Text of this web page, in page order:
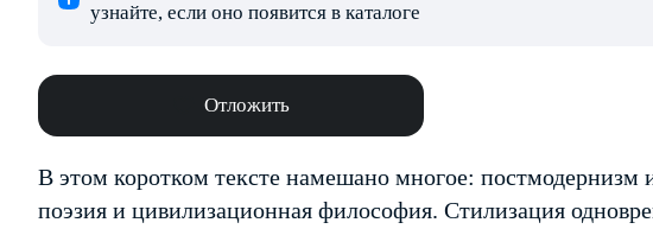
узнайте, если оно появится в каталоге
Отложить
В этом коротком тексте намешано многое: постмодернизм
поэзия и цивилизационная философия. Стилизация